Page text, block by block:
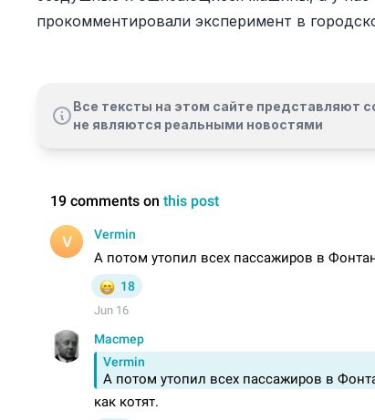
прокомментировали эксперимент в
Все тексты на этом сайте представляют
не являются реальными новостями